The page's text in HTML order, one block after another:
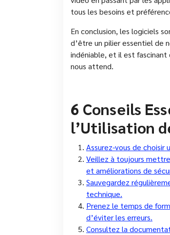
tous les besoins et
En conclusion, les logiciels
d’être un pilier essentiel de
indéniable, et il est fascinant
nous attend.
6 Conseils
l’Utilisation
Assurez-vous de choisir
Veillez à toujours
et améliorations de
Sauvegardez
technique.
Prenez le temps de
d’éviter les erreurs.
Consultez la